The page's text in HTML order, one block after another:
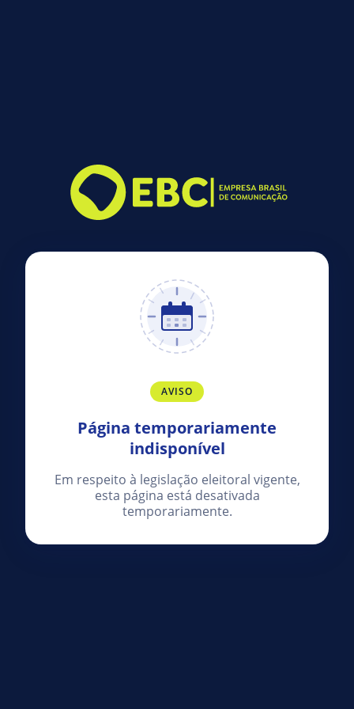
AVISO
Página temporariamente
indisponível
Em respeito à legislação eleitoral vigente,
esta página está desativada
temporariamente.